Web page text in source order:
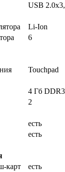
USB
Li-Ion
6
Touchpad
4 Гб DDR3
2
есть
есть
карт
есть